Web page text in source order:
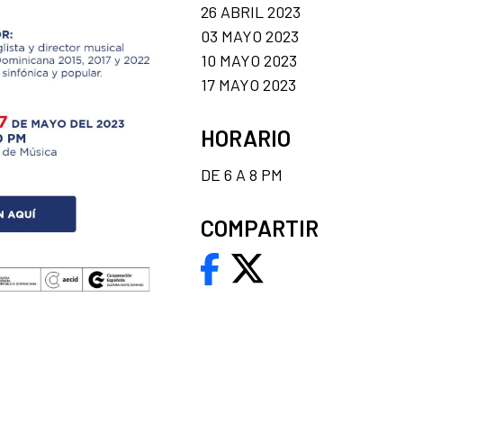
26 ABRIL 2023
03 MAYO 2023
10 MAYO 2023
17 MAYO 2023
HORARIO
DE 6 A 8 PM
COMPARTIR